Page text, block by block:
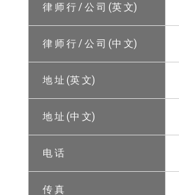
律 师 行 / 公 司 (英 文)
律 师 行 / 公 司 (中 文)
地 址 (英 文)
地 址 (中 文)
电 话
传 真